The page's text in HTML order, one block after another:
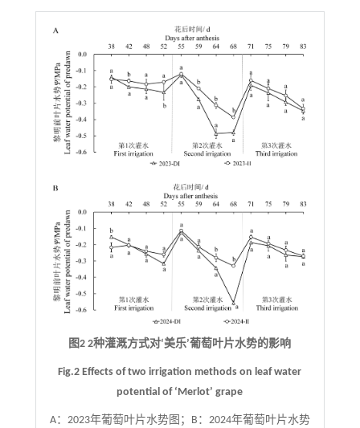
图2 2种灌溉方式对‘美乐’葡萄叶片水势的影响
Fig.2 Effects of two irrigation methods on leaf water
potential of ‘Merlot’ grape
A：2023年葡萄叶片水势图；B：2024年葡萄叶片水势